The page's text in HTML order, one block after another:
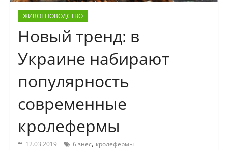
ЖИВОТНОВОДСТВО
Новый тренд: в
Украине набирают
популярность
современные
кролефермы
12.03.2019 бізнес, кролефермы